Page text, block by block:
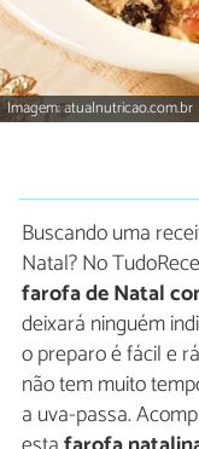
Imagem: atualnutricao.com.br
Buscando uma
Natal? No
farofa de Natal
deixará ninguém
o preparo é fácil e
não tem muito
a uva-passa.